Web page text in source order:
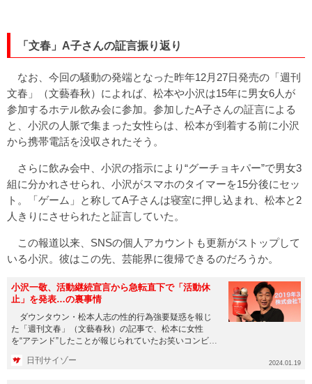
「文春」A子さんの証言振り返り
なお、今回の騒動の発端となった昨年12月27日発売の「週刊
文春」（文藝春秋）によれば、松本や小沢は15年に男女6人が
参加するホテル飲み会に参加。参加したA子さんの証言による
と、小沢の人脈で集まった女性らは、松本が到着する前に小沢
から携帯電話を没収されたそう。
さらに飲み会中、小沢の指示により“グーチョキパー”で男女3
組に分かれさせられ、小沢がスマホのタイマーを15分後にセッ
ト。「ゲーム」と称してA子さんは寝室に押し込まれ、松本と2
人きりにさせられたと証言していた。
この報道以来、SNSの個人アカウントも更新がストップして
いる小沢。彼はこの先、芸能界に復帰できるのだろうか。
小沢一敬、活動継続宣言から急転直下で「活動休
止」を発表…の裏事情
ダウンタウン・松本人志の性的行為強要疑惑を報じ
た「週刊文春」（文藝春秋）の記事で、松本に女性
を“アテンド”したことが報じられていたお笑いコンビ・
日刊サイゾー 2024.01.19